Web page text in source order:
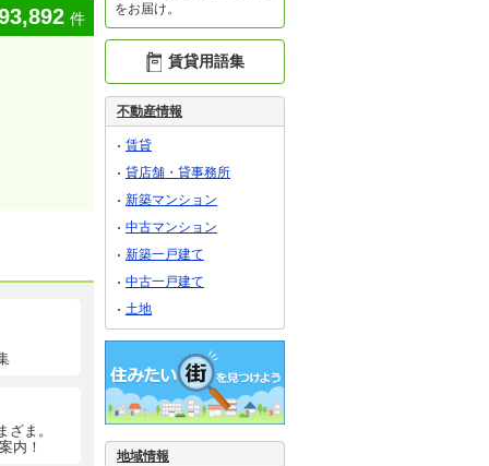
件
ま。
内！
をお届け。
賃貸用語集
不動産情報
賃貸
貸店舗・貸事務所
新築マンション
中古マンション
新築一戸建て
中古一戸建て
土地
地域情報